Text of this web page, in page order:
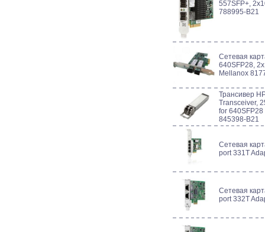
557SFP+,
788995-B21
Сетевая
640SFP28,
Mellanox
Трансивер
Transceiver,
for
845398-B21
Сетевая
port 331T
Сетевая
port 332T